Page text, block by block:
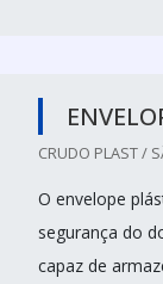
CRUDO PLAST /
O envelope
segurança do
capaz de